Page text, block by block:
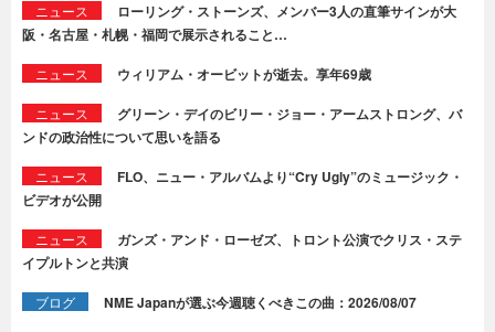
ニュース
ローリング・ストーンズ、メンバー3人の直筆サインが大
阪・名古屋・札幌・福岡で展示されること…
ニュース ウィリアム・オービットが逝去。享年69歳
ニュース
グリーン・デイのビリー・ジョー・アームストロング、バ
ンドの政治性について思いを語る
ニュース
FLO、ニュー・アルバムより“Cry Ugly”のミュージック・
ビデオが公開
ニュース
ガンズ・アンド・ローゼズ、トロント公演でクリス・ステ
イプルトンと共演
ブログ NME Japanが選ぶ今週聴くべきこの曲：2026/08/07